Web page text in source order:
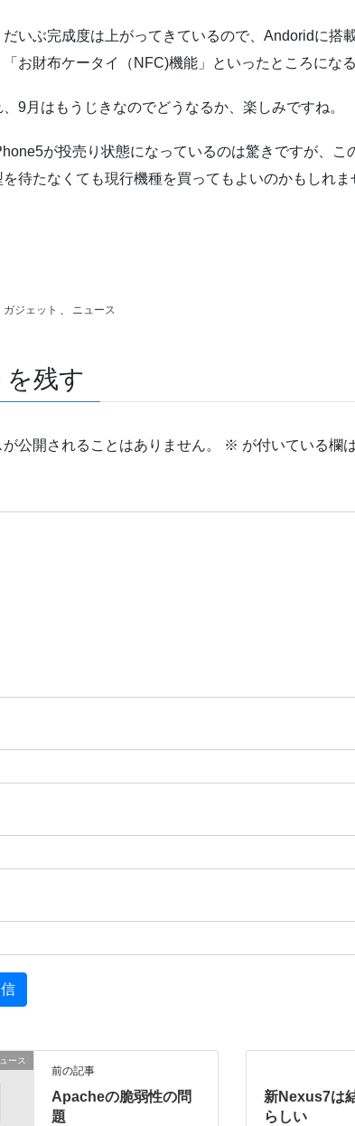
いぶ完成度は上がってきているので、Andoridに搭
お財布ケータイ（NFC)機能」といったところになる
9月はもうじきなのでどうなるか、楽しみですね。
が投売り状態になっているのは驚きですが、こ
待たなくても現行機種を買ってもよいのかもしれま
ガジェット ニュース
を残す
公開されることはありません。 ※ が付いている欄
ース
前の記事
Apacheの脆弱性の問
題
新Nexus7は
らしい